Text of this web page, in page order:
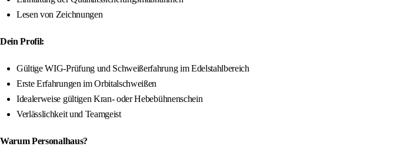
Lesen von Zeichnungen
Dein Profil:
Gültige WIG-Prüfung und Schweißerfahrung im Edelstahlbereich
Erste Erfahrungen im Orbitalschweißen
Idealerweise gültigen Kran- oder Hebebühnenschein
Verlässlichkeit und Teamgeist
Warum Personalhaus?